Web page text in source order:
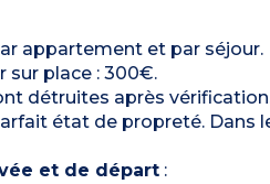
appartement et par séjour.
sur place : 300€.
détruites après
état de propreté. Dans
et de départ: